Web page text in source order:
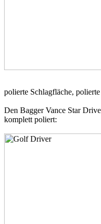
polierte Schlagfläche,
Den Bagger Vance Star
komplett poliert: